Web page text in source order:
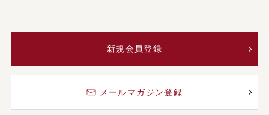
新規会員登録
メールマガジン登録